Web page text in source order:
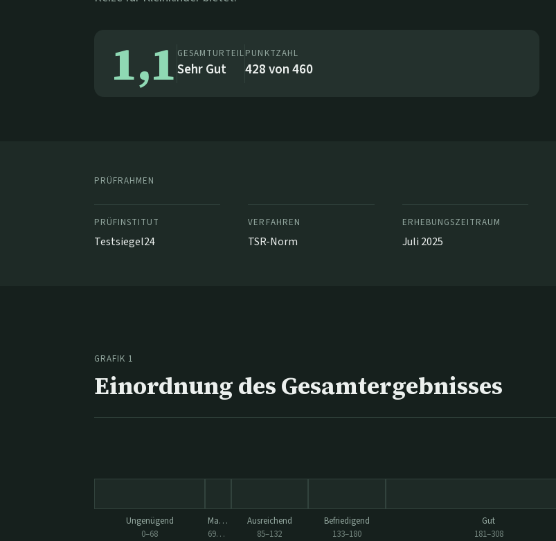
1,1 GESAMTURTEIL
Sehr Gut
PUNKTZAHL
428von460
PRÜFRAHMEN
PRÜFINSTITUT
Testsiegel24
VERFAHREN
TSR-Norm
ERHEBUNGSZEITRAUM
Juli 2025
GRAFIK 1
Einordnung des Gesamtergebnisses
Ungenügend
0–68
Mangelhaft
69
–84
Ausreichend
85–132
Befriedigend
133–180
Gut
181–308